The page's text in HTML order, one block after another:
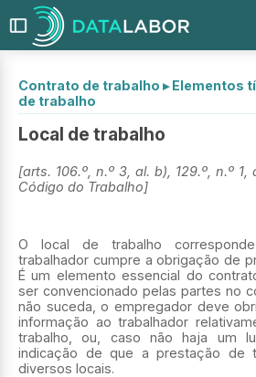
Contrato de trabalho ▸Elementos
de trabalho
Local de trabalho
[arts. 106.º, n.º 3, al. b), 129.º, n.º 1,
Código do Trabalho]
O local de trabalho
trabalhador cumpre a obrigação de
É um elemento essencial do
ser convencionado pelas partes no
não suceda, o empregador deve
informação ao trabalhador
trabalho, ou, caso não haja um
indicação de que a prestação de
diversos locais.